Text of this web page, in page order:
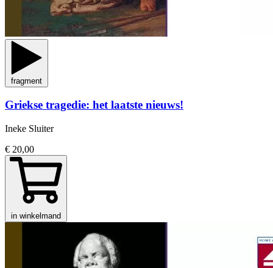
fragment
Griekse tragedie: het laatste nieuws!
Ineke Sluiter
€ 20,00
in winkelmand